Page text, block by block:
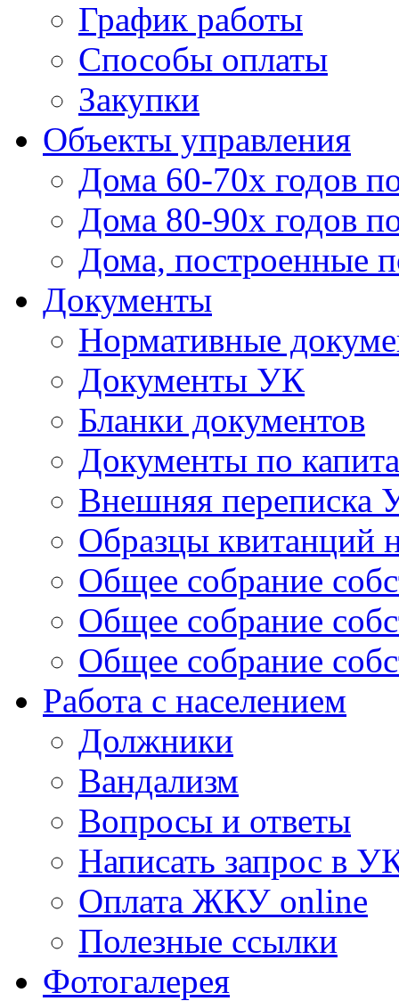
График работы
Способы оплаты
Закупки
Объекты управления
Дома 60-70х годов
Дома 80-90х годов
Дома, построенные
Документы
Нормативные
Документы УК
Бланки документов
Документы по
Внешняя переписка
Образцы квитанций
Общее собрание
Общее собрание
Общее собрание
Работа с населением
Должники
Вандализм
Вопросы и ответы
Написать запрос в
Оплата ЖКУ online
Полезные ссылки
Фотогалерея